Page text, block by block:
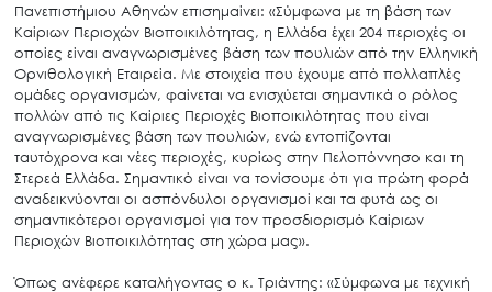
Πανεπιστήμιου Αθηνών επισημαίνει: «Σύμφωνα με τη βάση των
Καίριων Περιοχών Βιοποικιλότητας, η Ελλάδα έχει 204 περιοχές οι
οποίες είναι αναγνωρισμένες βάση των πουλιών από την Ελληνική
Ορνιθολογική Εταιρεία. Με στοιχεία που έχουμε από πολλαπλές
ομάδες οργανισμών, φαίνεται να ενισχύεται σημαντικά ο ρόλος
πολλών από τις Καίριες Περιοχές Βιοποικιλότητας που είναι
αναγνωρισμένες βάση των πουλιών, ενώ εντοπίζονται
ταυτόχρονα και νέες περιοχές, κυρίως στην Πελοπόννησο και τη
Στερεά Ελλάδα. Σημαντικό είναι να τονίσουμε ότι για πρώτη φορά
αναδεικνύονται οι ασπόνδυλοι οργανισμοί και τα φυτά ως οι
σημαντικότεροι οργανισμοί για τον προσδιορισμό Καίριων
Περιοχών Βιοποικιλότητας στη χώρα μας».
Όπως ανέφερε καταλήγοντας ο κ. Τριάντης: «Σύμφωνα με τεχνική